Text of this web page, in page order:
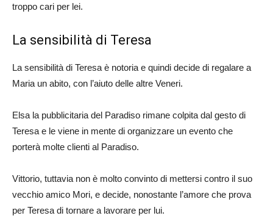
troppo cari per lei.
La sensibilità di Teresa
La sensibilità di Teresa è notoria e quindi decide di regalare a
Maria un abito, con l’aiuto delle altre Veneri.
Elsa la pubblicitaria del Paradiso rimane colpita dal gesto di
Teresa e le viene in mente di organizzare un evento che
porterà molte clienti al Paradiso.
Vittorio, tuttavia non è molto convinto di mettersi contro il suo
vecchio amico Mori, e decide, nonostante l’amore che prova
per Teresa di tornare a lavorare per lui.